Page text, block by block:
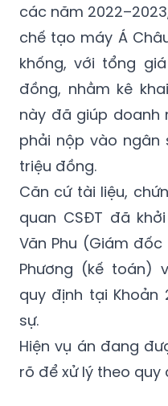
các năm
chế tạo máy Á
khống, với tổng
đồng, nhằm kê
này đã giúp doanh
phải nộp vào ngân
triệu đồng.
Căn cứ tài liệu,
quan CSĐT đã
Văn Phu (Giám
Phương (kế toán)
quy định tại Khoản
sự.
Hiện vụ án đang
rõ để xử lý theo